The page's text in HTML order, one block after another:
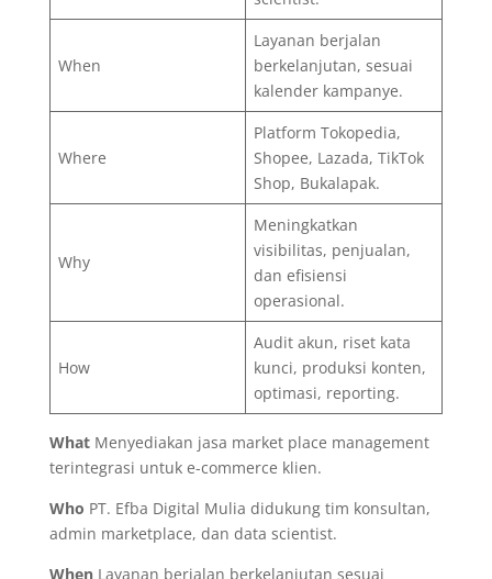
When
Layanan berjalan
berkelanjutan, sesuai
kalender kampanye.
Where
Platform Tokopedia,
Shopee, Lazada, TikTok
Shop, Bukalapak.
Why
Meningkatkan
visibilitas, penjualan,
dan efisiensi
operasional.
How
Audit akun, riset kata
kunci, produksi konten,
optimasi, reporting.
WhatMenyediakan jasa market place management
terintegrasi untuk e-commerce klien.
Who PT. Efba Digital Mulia didukung tim konsultan,
admin marketplace, dan data scientist.
WhenLayanan berjalan berkelanjutan sesuai